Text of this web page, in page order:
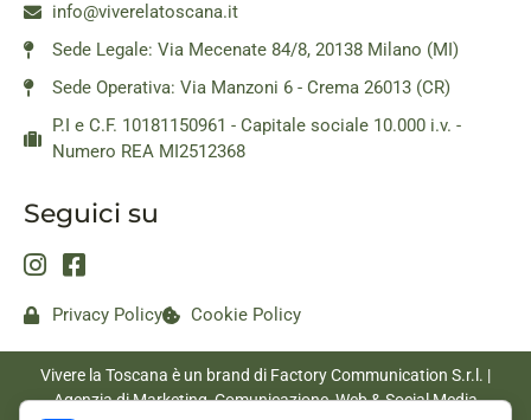
info@viverelatoscana.it
Sede Legale: Via Mecenate 84/8, 20138 Milano (MI)
Sede Operativa: Via Manzoni 6 - Crema 26013 (CR)
P.I e C.F. 10181150961 - Capitale sociale 10.000 i.v. -
Numero REA MI2512368
Seguici su
Privacy Policy Cookie Policy
Vivere la Toscana è un brand di Factory Communication S.r.l. |
Agenzia di Marketing, Comunicazione, Web & Social Media